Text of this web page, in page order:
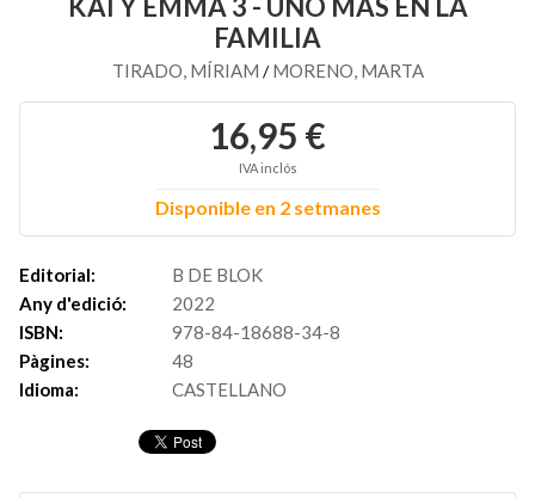
KAI Y EMMA 3 - UNO MÁS EN LA
FAMILIA
TIRADO, MÍRIAM /MORENO, MARTA
16,95 €
IVA inclós
Disponible en 2 setmanes
Editorial:
B DE BLOK
Any d'edició:
2022
ISBN:
978-84-18688-34-8
Pàgines:
48
Idioma:
CASTELLANO